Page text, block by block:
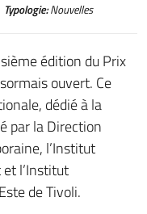
Typologie:Nouvelles
édition du Prix
ouvert. Ce
dédié à la
par la Direction
l’Institut
l’Institut
de Tivoli.